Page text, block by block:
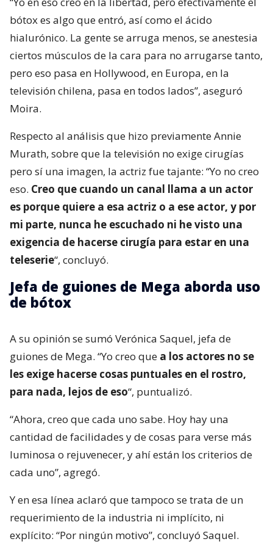
bótox es algo que entró, así como el ácido
hialurónico. La gente se arruga menos, se anestesia
ciertos músculos de la cara para no arrugarse tanto,
pero eso pasa en Hollywood, en Europa, en la
televisión chilena, pasa en todos lados”, aseguró
Moira.
Respecto al análisis que hizo previamente Annie
Murath, sobre que la televisión no exige cirugías
pero sí una imagen, la actriz fue tajante: “Yo no creo
eso. Creo que cuando un canal llama a un actor
es porque quiere a esa actriz o a ese actor, y por
mi parte, nunca he escuchado ni he visto una
exigencia de hacerse cirugía para estar en una
teleserie“, concluyó.
Jefa de guiones de Mega aborda uso
de bótox
A su opinión se sumó Verónica Saquel, jefa de
guiones de Mega. “Yo creo que a los actores no se
les exige hacerse cosas puntuales en el rostro,
para nada, lejos de eso“, puntualizó.
“Ahora, creo que cada uno sabe. Hoy hay una
cantidad de facilidades y de cosas para verse más
luminosa o rejuvenecer, y ahí están los criterios de
cada uno”, agregó.
Y en esa línea aclaró que tampoco se trata de un
requerimiento de la industria ni implícito, ni
explícito: “Por ningún motivo”, concluyó Saquel.